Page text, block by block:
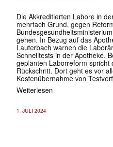
Die Akkreditierten Labore in
mehrfach Grund, gegen
gehen. In Bezug auf das
Lauterbach warnen die
Schnelltests in der Apotheke.
geplanten Laborreform spricht
Rückschritt. Dort geht es vor
Kostenübernahme von
Weiterlesen
1. JULI 2024